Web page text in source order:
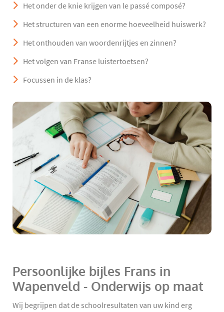
Het onder de knie krijgen van le passé composé?
Het structuren van een enorme hoeveelheid huiswerk?
Het onthouden van woordenrijtjes en zinnen?
Het volgen van Franse luistertoetsen?
Focussen in de klas?
Persoonlijke bijles Frans in
Wapenveld - Onderwijs op maat
Wij begrijpen dat de schoolresultaten van uw kind erg